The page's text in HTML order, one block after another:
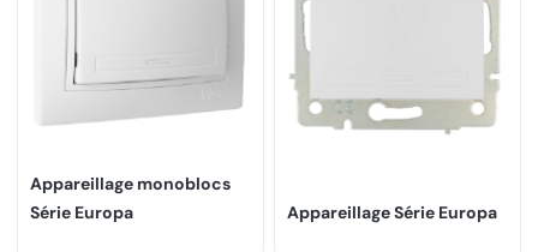
Appareillage monoblocs
Série Europa
Appareillage Série Europa